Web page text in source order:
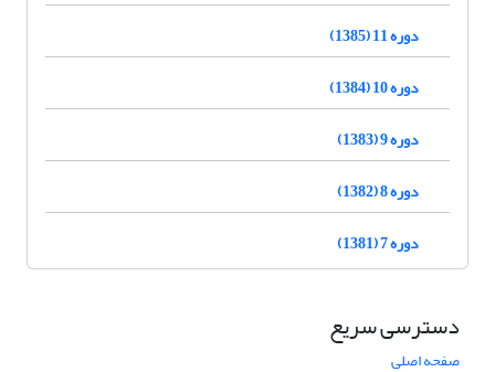
دوره 11 (1385)
دوره 10 (1384)
دوره 9 (1383)
دوره 8 (1382)
دوره 7 (1381)
دسترسی سریع
صفحه اصلی